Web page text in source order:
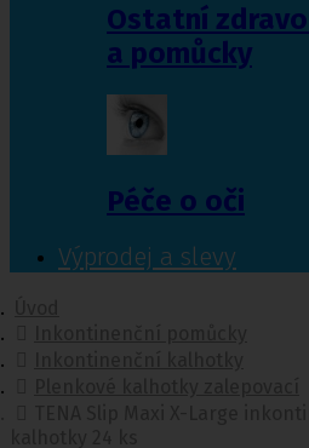
Ostatní
a pomůcky
Péče o oči
Výprodej a slevy